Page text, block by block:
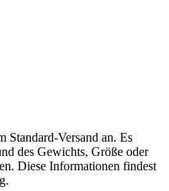
Standard-Versand an. Es
des Gewichts, Größe oder
Diese Informationen findest